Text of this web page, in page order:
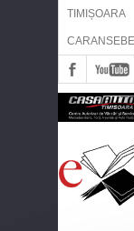
TIMIȘOARA